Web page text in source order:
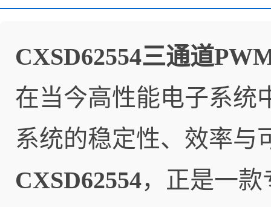
CXSD62554三通道
在当今高性能电子系统
系统的稳定性、效率与
CXSD62554，正是一